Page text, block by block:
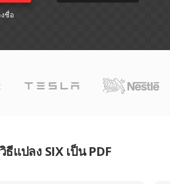
ชื่อ
ธีแปลง SIX เป็น PDF